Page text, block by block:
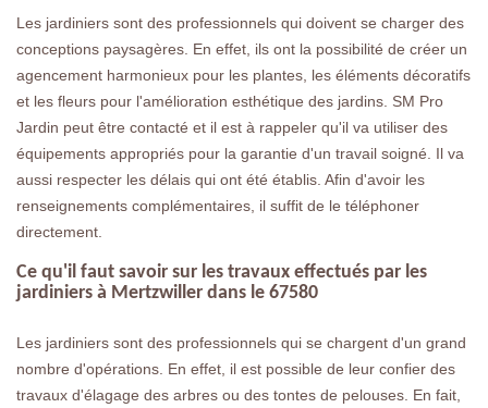
Les jardiniers sont des professionnels qui doivent se charger des
conceptions paysagères. En effet, ils ont la possibilité de créer un
agencement harmonieux pour les plantes, les éléments décoratifs
et les fleurs pour l'amélioration esthétique des jardins. SM Pro
Jardin peut être contacté et il est à rappeler qu'il va utiliser des
équipements appropriés pour la garantie d'un travail soigné. Il va
aussi respecter les délais qui ont été établis. Afin d'avoir les
renseignements complémentaires, il suffit de le téléphoner
directement.
Ce qu'il faut savoir sur les travaux effectués par les
jardiniers à Mertzwiller dans le 67580
Les jardiniers sont des professionnels qui se chargent d'un grand
nombre d'opérations. En effet, il est possible de leur confier des
travaux d'élagage des arbres ou des tontes de pelouses. En fait,